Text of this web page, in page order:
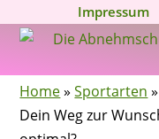
Impressum
Home»Sportarten
Dein Weg zur